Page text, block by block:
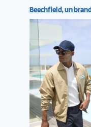
Beechfield, un